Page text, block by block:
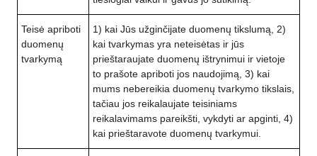
Teisė apriboti
duomenų
tvarkymą
1) kai Jūs užginčijate duomenų tikslumą, 2)
kai tvarkymas yra neteisėtas ir jūs
prieštaraujate duomenų ištrynimui ir vietoje
to prašote apriboti jos naudojimą, 3) kai
mums nebereikia duomenų tvarkymo tikslais,
tačiau jos reikalaujate teisiniams
reikalavimams pareikšti, vykdyti ar apginti, 4)
kai prieštaravote duomenų tvarkymui.